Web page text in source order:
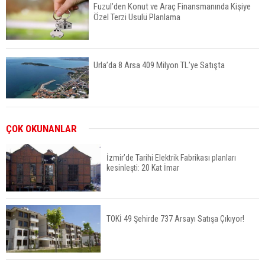
Fuzul’den Konut ve Araç Finansmanında Kişiye
Özel Terzi Usulü Planlama
Urla’da 8 Arsa 409 Milyon TL’ye Satışta
ABD'de Konut Kredisi Faizi Son Bir Yılın En
Yüksek Seviyesinde
TOKİ 51 İlde 540 Konut ve İş Yerini Satışa
Sunuyor
ÇOK OKUNANLAR
İzmir’de Tarihi Elektrik Fabrikası planları
kesinleşti: 20 Kat İmar
TOKİ 49 Şehirde 737 Arsayı Satışa Çıkıyor!